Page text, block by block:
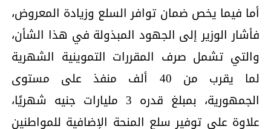
أما فيما يخص ضمان توافر السلع وزيادة المعروض،
فأشار الوزير إلى الجهود المبذولة في هذا الشأن،
والتي تشمل صرف المقررات التموينية الشهرية
لما يقرب من 40 ألف منفذ على مستوى
الجمهورية، بمبلغ قدره 3 مليارات جنيه شهريًا،
علاوة على توفير سلع المنحة الإضافية للمواطنين